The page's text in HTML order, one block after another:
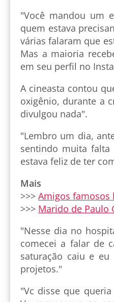
"Você mandou um
quem estava
várias falaram que
Mas a maioria
em seu perfil no
A cineasta contou
oxigênio, durante a
divulgou nada".
"Lembro um dia,
sentindo muita
estava feliz de ter
Mais
>>> Amigos famosos
>>> Marido de Paulo
"Nesse dia no
comecei a falar de
saturação caiu e
projetos."
"Vc disse que